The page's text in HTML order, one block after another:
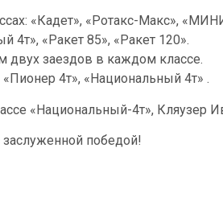
«Кадет», «Ротакс-Макс»,
4т», «Ракет 85», «Ракет 120».
двух заездов в каждом классе.
4т», «Национальный 4т» .
«Национальный-4т», Кляузер
победой!